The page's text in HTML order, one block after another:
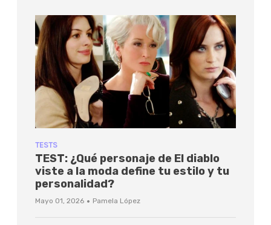
TESTS
TEST: ¿Qué personaje de El diablo
viste a la moda define tu estilo y tu
personalidad?
Mayo 01, 2026 · Pamela López